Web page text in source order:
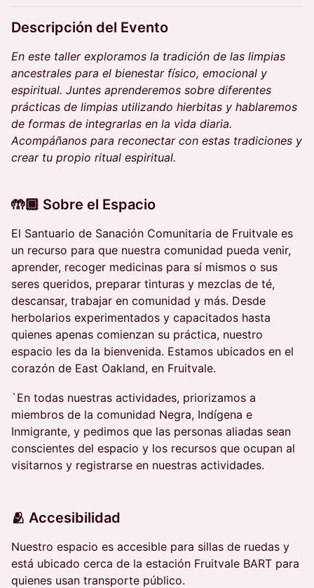
Descripción del Evento
En este taller exploramos la tradición de las limpias
ancestrales para el bienestar físico, emocional y
espiritual. Juntes aprenderemos sobre diferentes
prácticas de limpias utilizando hierbitas y hablaremos
de formas de integrarlas en la vida diaria.
Acompáñanos para reconectar con estas tradiciones y
crear tu propio ritual espiritual.
🤲🏾 Sobre el Espacio
El Santuario de Sanación Comunitaria de Fruitvale es
un recurso para que nuestra comunidad pueda venir,
aprender, recoger medicinas para sí mismos o sus
seres queridos, preparar tinturas y mezclas de té,
descansar, trabajar en comunidad y más. Desde
herbolarios experimentados y capacitados hasta
quienes apenas comienzan su práctica, nuestro
espacio les da la bienvenida. Estamos ubicados en el
corazón de East Oakland, en Fruitvale.
`En todas nuestras actividades, priorizamos a
miembros de la comunidad Negra, Indígena e
Inmigrante, y pedimos que las personas aliadas sean
conscientes del espacio y los recursos que ocupan al
visitarnos y registrarse en nuestras actividades.
🫂 Accesibilidad
Nuestro espacio es accesible para sillas de ruedas y
está ubicado cerca de la estación Fruitvale BART para
quienes usan transporte público.